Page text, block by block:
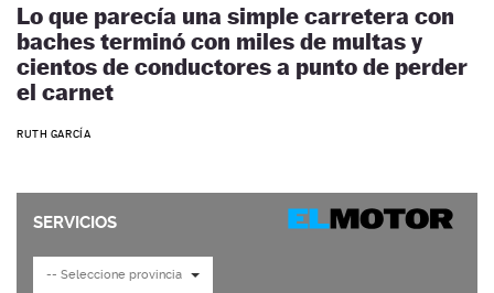
Lo que parecía una simple carretera con
baches terminó con miles de multas y
cientos de conductores a punto de perder
el carnet
RUTH GARCÍA